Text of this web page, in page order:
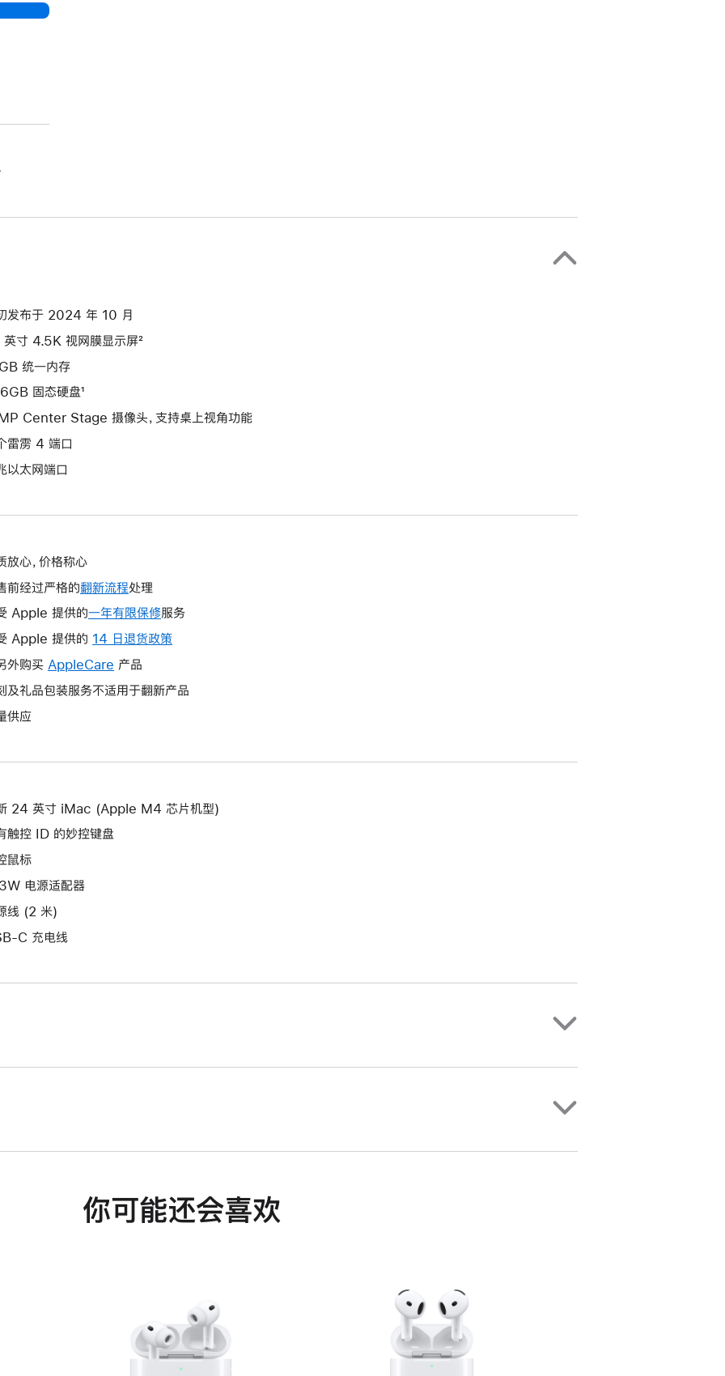
发布于 2024 年 10 月
寸 4.5K 视网膜显示屏²
统一内存
固态硬盘¹
Center Stage 摄像头，支持桌上视角功能
雷雳 4 端口
以太网端口
放心，价格称心
前经过严格的翻新流程处理
Apple 提供的一年有限保修此
操
打
服务
Apple 提供的 14 日退货政策
将
新
窗
外购买 AppleCare 此
操
开
的
产品
及礼品包装服务不适用于翻新产品
供应
24 英寸 iMac (Apple M4 芯片机型)
触控 ID 的妙控键盘
鼠标
电源适配器
线 (2 米)
C 充电线
你可能还会喜欢